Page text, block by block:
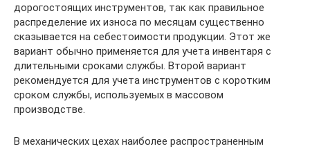
дорогостоящих инструментов, так как правильное
распределение их износа по месяцам существенно
сказывается на себестоимости продукции. Этот же
вариант обычно применяется для учета инвентаря с
длительными сроками службы. Второй вариант
рекомендуется для учета инструментов с коротким
сроком службы, используемых в массовом
производстве.
В механических цехах наиболее распространенным